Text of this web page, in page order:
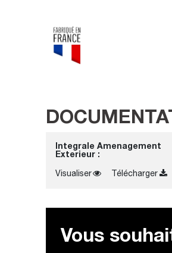
Integrale Amenagement
Exterieur :
Visualiser
Télécharger
Vous